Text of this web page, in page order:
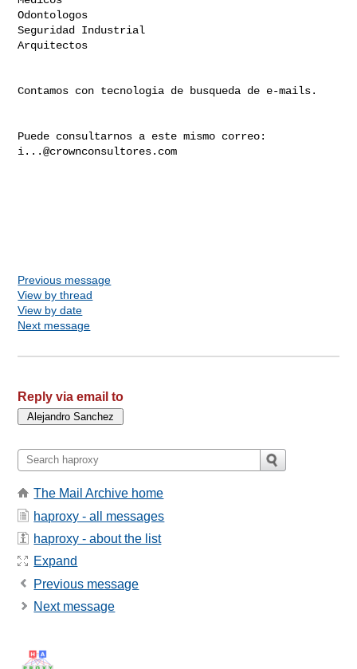
Odontologos
Seguridad Industrial
Arquitectos
Contamos con tecnologia de busqueda de e-mails.
i...@crownconsultores.com
Previous message
View by thread
View by date
Next message
Reply via email to
The Mail Archive home
haproxy - all messages
haproxy - about the list
Expand
Previous message
Next message